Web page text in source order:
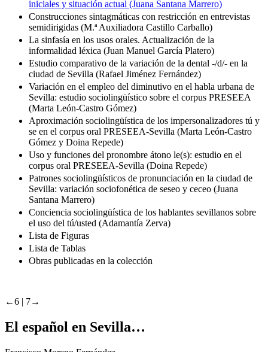
iniciales y situación actual (Juana Santana Marrero)
Construcciones sintagmáticas con restricción en entrevistas
semidirigidas (M.ª Auxiliadora Castillo Carballo)
La sinfasía en los usos orales. Actualización de la
informalidad léxica (Juan Manuel García Platero)
Estudio comparativo de la variación de la dental -/d/- en la
ciudad de Sevilla (Rafael Jiménez Fernández)
Variación en el empleo del diminutivo en el habla urbana de
Sevilla: estudio sociolingüístico sobre el corpus PRESEEA
(Marta León-Castro Gómez)
Aproximación sociolingüística de los impersonalizadores tú y
se en el corpus oral PRESEEA-Sevilla (Marta León-Castro
Gómez y Doina Repede)
Uso y funciones del pronombre átono le(s): estudio en el
corpus oral PRESEEA-Sevilla (Doina Repede)
Patrones sociolingüísticos de pronunciación en la ciudad de
Sevilla: variación sociofonética de seseo y ceceo (Juana
Santana Marrero)
Conciencia sociolingüística de los hablantes sevillanos sobre
el uso del tú/usted (Adamantía Zerva)
Lista de Figuras
Lista de Tablas
Obras publicadas en la colección
←6 | 7→
El español en Sevilla…